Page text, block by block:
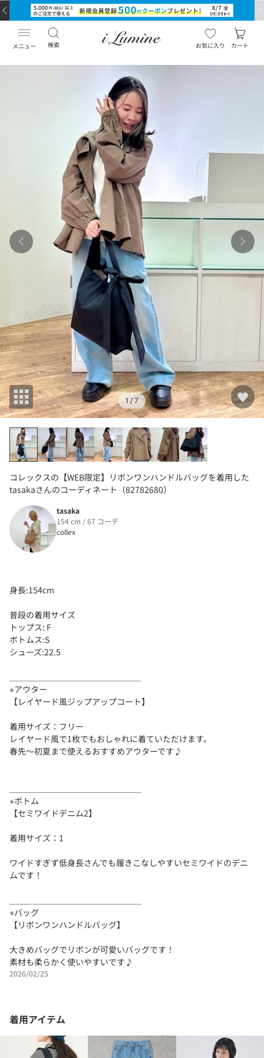
メニュー 検索 お気に入り カート
1 / 7
コレックスの【WEB限定】リボンワンハンドルバッグを着用した
tasakaさんのコーディネート（82782680）
tasaka
154 cm / 67 コーデ
collex
身長:154cm
普段の着用サイズ
トップス: F
ボトムス:S
シューズ:22.5
⭐︎アウター
【レイヤード風ジップアップコート】
着用サイズ：フリー
レイヤード風で1枚でもおしゃれに着ていただけます。
春先〜初夏まで使えるおすすめアウターです♪
⭐︎ボトム
【セミワイドデニム2】
着用サイズ：1
ワイドすぎず低身長さんでも履きこなしやすいセミワイドのデニ
ムです！
⭐︎バッグ
【リボンワンハンドルバッグ】
大きめバッグでリボンが可愛いバッグです！
素材も柔らかく使いやすいです♪
2026/02/25
着用アイテム